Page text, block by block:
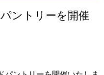
ントリーを開催